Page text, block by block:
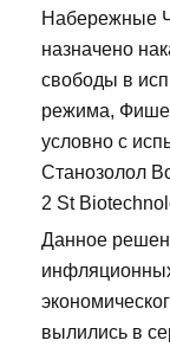
Набережные
назначено
свободы в
режима,
условно с
Станозолол
2 St
Данное
вылились в